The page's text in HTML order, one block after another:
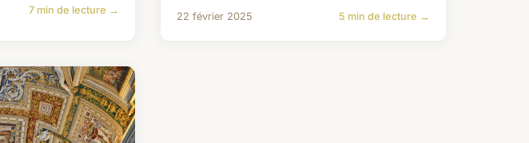
7 min de lecture →
22 février 2025 5 min de lecture →